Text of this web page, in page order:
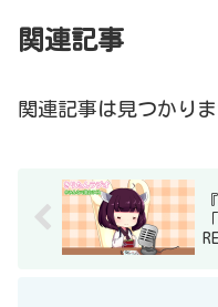
関連記事
関連記事は見つかりま